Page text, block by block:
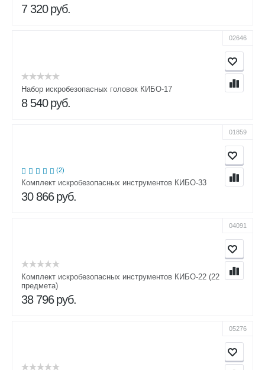
7 320 руб.
02646
Набор искробезопасных головок КИБО-17
8 540 руб.
01859
(2)
Комплект искробезопасных инструментов КИБО-33
30 866 руб.
04091
Комплект искробезопасных инструментов КИБО-22 (22
предмета)
38 796 руб.
05276